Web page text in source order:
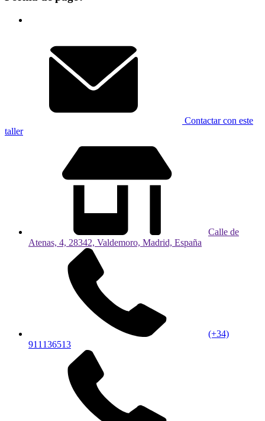
Contactar con este
taller
Calle de
Atenas, 4, 28342, Valdemoro, Madrid, España
(+34)
911136513